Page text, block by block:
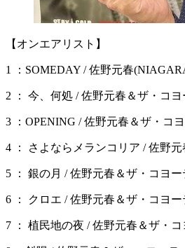
【オンエアリスト】
1 ：SOMEDAY / 佐野元春
2 ： 今、何処 / 佐野元春＆ザ・コ
3 ：OPENING / 佐野元春＆ザ・コ
4 ： さよならメランコリア / 佐野
5 ： 銀の月 / 佐野元春＆ザ・コヨ
6 ： クロエ / 佐野元春＆ザ・コヨ
7 ： 植民地の夜 / 佐野元春＆ザ・